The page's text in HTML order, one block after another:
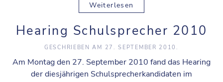
Weiterlesen
Hearing Schulsprecher 2010
GESCHRIEBEN AM 27. SEPTEMBER 2010.
Am Montag den 27. September 2010 fand das Hearing
der diesjährigen Schulsprecherkandidaten im